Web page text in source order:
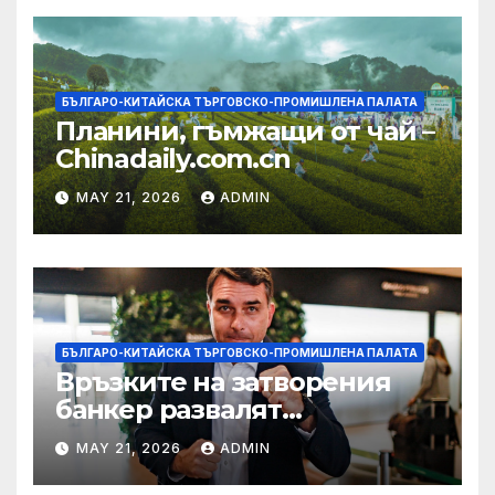
БЪЛГАРО-КИТАЙСКА ТЪРГОВСКО-ПРОМИШЛЕНА ПАЛАТА
Планини, гъмжащи от чай –
Chinadaily.com.cn
MAY 21, 2026 ADMIN
БЪЛГАРО-КИТАЙСКА ТЪРГОВСКО-ПРОМИШЛЕНА ПАЛАТА
Връзките на затворения
банкер развалят
надеждите на Флавио
Болсонаро за президент на
MAY 21, 2026 ADMIN